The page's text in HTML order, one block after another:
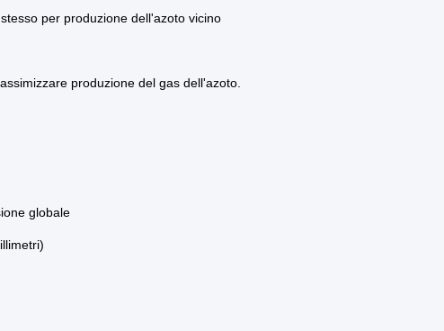
per produzione dell'azoto vicino
produzione del gas dell'azoto.
globale